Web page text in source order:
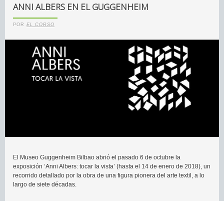
ANNI ALBERS EN EL GUGGENHEIM
POR EL CORSO
El Museo Guggenheim Bilbao abrió el pasado 6 de octubre la
exposición ‘Anni Albers: tocar la vista’ (hasta el 14 de enero de 2018), un
recorrido detallado por la obra de una figura pionera del arte textil, a lo
largo de siete décadas.